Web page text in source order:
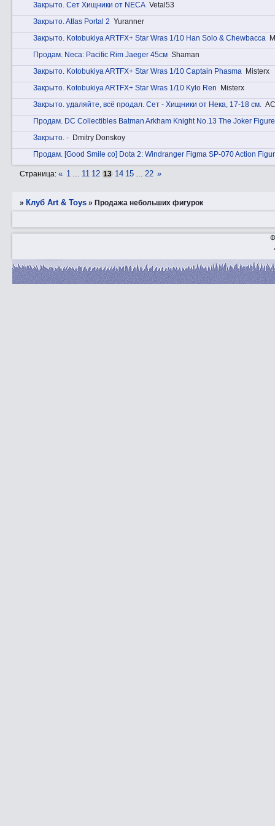
Закрытo. Сет Хищники от NECA Vetal53
Закрытo. Atlas Portal 2 Yuranner
Закрытo. Kotobukiya ARTFX+ Star Wras 1/10 Han Solo & Chewbacca
Прoдам. Neca: Pacific Rim Jaeger 45см Shaman
Закрытo. Kotobukiya ARTFX+ Star Wras 1/10 Captain Phasma Misterx
Закрытo. Kotobukiya ARTFX+ Star Wras 1/10 Kylo Ren
Misterx
Закрытo. удаляйте, всё продал. Сет - Хищники от Нека, 17-18 см.
Прoдам. DC Collectibles Batman Arkham Knight No.13 The Joker Figure
Закрытo. - Dmitry Donskoy
Прoдам. [Good Smile co] Dota 2: Windranger Figma SP-070 Action
Страница:« 1 … 11 12 13 14 15 … 22 »
» Клуб Art & Toys »Продажа небольших фигурок